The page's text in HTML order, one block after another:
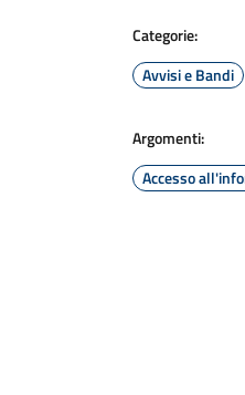
Categorie:
Avvisi e Bandi
Argomenti:
Accesso